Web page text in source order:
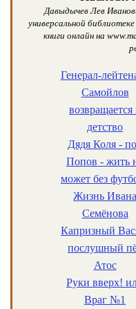
Давыдычев Лев
универсальной
книги онлайн на
Генерал-
Самойлов
возвращается
детство
Дядя Коля -
Попов - жить
может без
Жизнь Ивана
Семёнова
Капризный
послушный
Атос
Руки вверх!
Враг №1